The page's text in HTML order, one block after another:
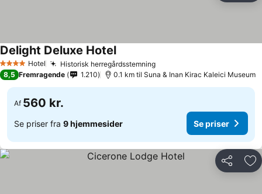
4 StjernerHotel Historisk herregårdsstemning
Delight Deluxe Hotel
8,5 Fremragende 1.210 0.1 km til Suna & Inan Kirac Kaleici Museum
Af 560 kr.
Se priser fra 9 hjemmesider Se priser
Del